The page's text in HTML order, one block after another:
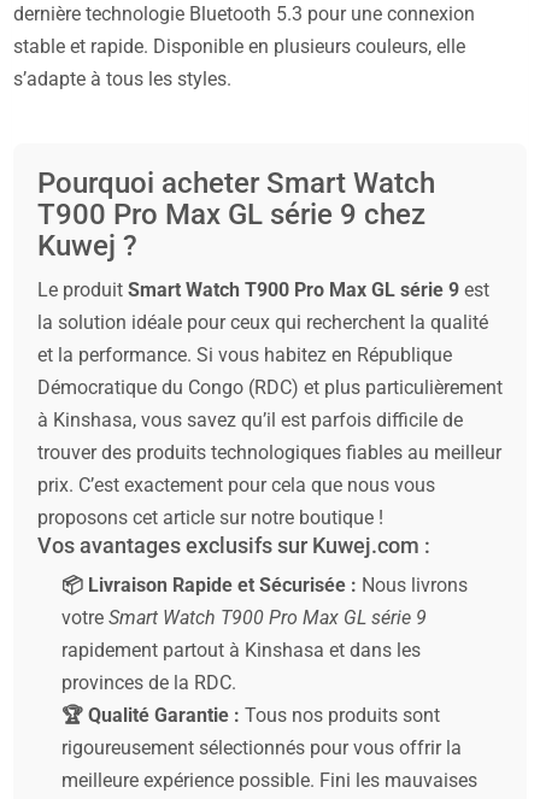
dernière technologie Bluetooth 5.3 pour une connexion
stable et rapide. Disponible en plusieurs couleurs, elle
s’adapte à tous les styles.
Pourquoi acheter Smart Watch
T900 Pro Max GL série 9 chez
Kuwej ?
Le produit Smart Watch T900 Pro Max GL série 9 est
la solution idéale pour ceux qui recherchent la qualité
et la performance. Si vous habitez en République
Démocratique du Congo (RDC) et plus particulièrement
à Kinshasa, vous savez qu’il est parfois difficile de
trouver des produits technologiques fiables au meilleur
prix. C’est exactement pour cela que nous vous
proposons cet article sur notre boutique !
Vos avantages exclusifs sur Kuwej.com :
📦 Livraison Rapide et Sécurisée : Nous livrons
votre Smart Watch T900 Pro Max GL série 9
rapidement partout à Kinshasa et dans les
provinces de la RDC.
🏆 Qualité Garantie : Tous nos produits sont
rigoureusement sélectionnés pour vous offrir la
meilleure expérience possible. Fini les mauvaises